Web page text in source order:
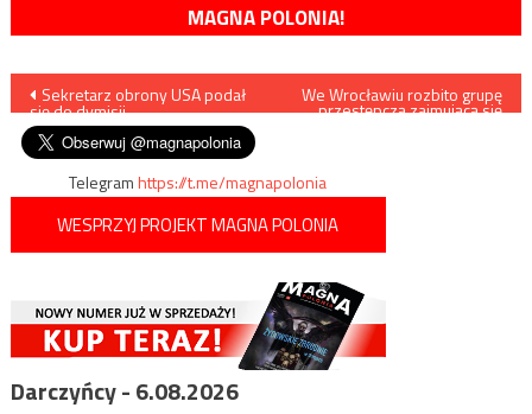
MAGNA POLONIA!
Nawigacja
wpisu
Sekretarz obrony USA podał
się do dymisji
We Wrocławiu rozbito grupę
przestępczą zajmującą się
Telegramhttps://t.me/magnapolonia
WESPRZYJ PROJEKT MAGNA POLONIA
Darczyńcy - 6.08.2026